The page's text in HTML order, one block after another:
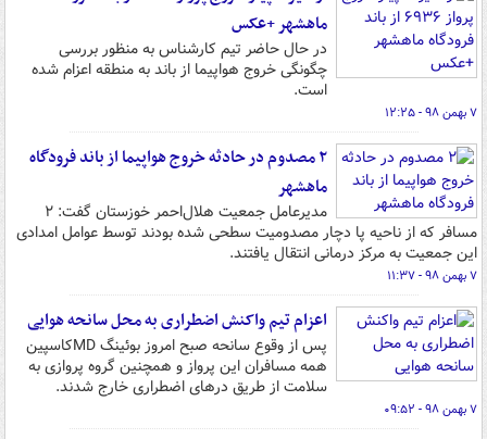
ماهشهر +عکس
در حال حاضر تیم کارشناس به منظور بررسی
چگونگی خروج هواپیما از باند به منطقه اعزام شده
است.
۷ بهمن ۹۸ - ۱۲:۲۵
۲ مصدوم در حادثه خروج هواپیما از باند فرودگاه
ماهشهر
مدیرعامل جمعیت هلال‌احمر خوزستان گفت: ۲
مسافر که از ناحیه پا دچار مصدومیت سطحی شده بودند توسط عوامل امدادی
این جمعیت به مرکز درمانی انتقال یافتند.
۷ بهمن ۹۸ - ۱۱:۳۷
اعزام تیم واکنش اضطراری به محل سانحه هوایی
پس از وقوع سانحه صبح امروز بوئینگ MDکاسپین
همه مسافران این پرواز و همچنین گروه پروازی به
سلامت از طریق درهای اضطراری خارج شدند.
۷ بهمن ۹۸ - ۰۹:۵۲